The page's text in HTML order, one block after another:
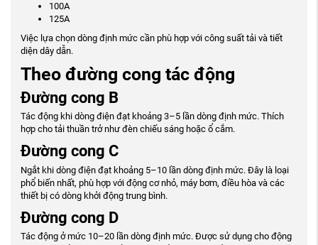
100A
125A
Việc lựa chọn dòng định mức cần phù hợp với công suất tải và tiết
diện dây dẫn.
Theo đường cong tác động
Đường cong B
Tác động khi dòng điện đạt khoảng 3–5 lần dòng định mức. Thích
hợp cho tải thuần trở như đèn chiếu sáng hoặc ổ cắm.
Đường cong C
Ngắt khi dòng điện đạt khoảng 5–10 lần dòng định mức. Đây là loại
phổ biến nhất, phù hợp với động cơ nhỏ, máy bơm, điều hòa và các
thiết bị có dòng khởi động trung bình.
Đường cong D
Tác động ở mức 10–20 lần dòng định mức. Được sử dụng cho động